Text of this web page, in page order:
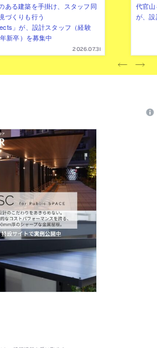
ある建築を手掛け、スタッフ同
づくりも行う
」が、設計スタッフ（経験
新卒）を募集中
2026.07.31
代官
が、